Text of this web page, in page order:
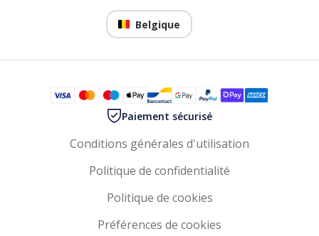
Belgique
Paiement sécurisé
Conditions générales d'utilisation
Politique de confidentialité
Politique de cookies
Préférences de cookies